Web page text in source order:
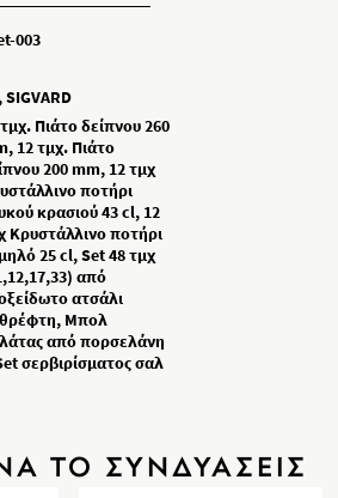
003
SIGVARD
Πιάτο δείπνου 260
12 τμχ. Πιάτο
200 mm, 12 τμχ
ποτήρι
κρασιού 43 cl, 12
Κρυστάλλινο ποτήρι
25 cl, Set 48 τμχ
από
ατσάλι
Μπολ
από πορσελάνη
σερβιρίσματος σαλ
ΤΟ ΣΥΝΔΥΑΣΕΙΣ